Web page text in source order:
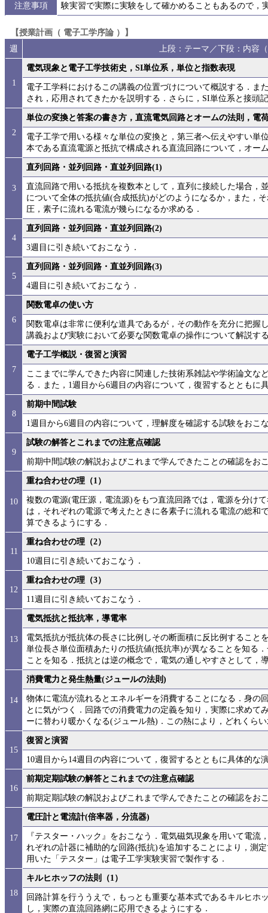
注意事項
験実習で実際に実験をして確かめることもあるので，
【授業計画（ 電子工学序論 ）】
週
上段：テーマ／下段：内容
1
電気現象と電子工学技術史，SI単位系，単位と指数表現
電子工学科におけるこの講義の位置づけについて概説する．ま
され，応用されてきたかを説明する．さらに，SI単位系と接頭
2
単位の変換と答案の書き方，直流電気回路とオームの法則，電
電子工学で用いる様々な単位の変換と，第三者へ伝えやすい単
本である直流電源と抵抗で構成される直流回路について，オー
3
直列回路・並列回路・直並列回路(1)
直流回路で用いる抵抗を複数本として，直列に接続した場合，
について全体の抵抗値(合成抵抗)がどのようになるか，また，
圧，素子に流れる電流が幾らになるか求める．
4
直列回路・並列回路・直並列回路(2)
3週目に引き続いておこなう．
5
直列回路・並列回路・直並列回路(3)
4週目に引き続いておこなう．
6
関数電卓の使い方
関数電卓は非常に便利な道具であるが，その動作を充分に把握
講義および実験において必要な関数電卓の操作について解説す
7
電子工学概説・復習と演習
ここまでに学んできた内容に関連した技術系雑誌や学術論文な
る．また，1週目から6週目の内容について，復習するとともに
8
前期中間試験
1週目から6週目の内容について，理解度を確認する試験をおこ
9
試験の解答とこれまでの注意点確認
前期中間試験の解説およびこれまで学んできたことの確認をお
10
重ね合わせの理（1）
複数の電源(電圧源，電流源)をもつ直流回路では，電源を分け
は，それぞれの電源で考えたときに各素子に流れる電流の総和
算できるようにする．
11
重ね合わせの理（2）
10週目に引き続いておこなう．
12
重ね合わせの理（3）
11週目に引き続いておこなう．
13
電気抵抗と抵抗率，導電率
電気抵抗が抵抗体の長さに比例しその断面積に反比例すること
単位長さ単位面積あたりの抵抗値(抵抗率)が異なることを知る
ことを知る．抵抗とは逆の概念で，電気の通しやすさとして，
14
消費電力と発生熱量(ジュールの法則)
物体に電流が流れるとエネルギーを消費することになる．身の
とに気がつく．回路での消費電力の定義を知り，実際に求めて
ーに替わり暖かくなる(ジュール熱)．この熱により，どれくら
15
復習と演習
10週目から14週目の内容について，復習するとともに具体的な
16
前期定期試験の解答とこれまでの注意点確認
前期定期試験の解説およびこれまで学んできたことの確認をお
17
電圧計と電流計(倍率器，分流器)
『テスター・ハック』をおこなう．電気磁気現象を用いて電
れぞれの計器に補助的な回路(抵抗)を追加することにより，測
用いた「テスター」は電子工学実験実習で製作する．
18
キルヒホッフの法則（1）
回路計算を行ううえで，もっとも重要な基本式であるキルヒホ
し，実際の直流回路網に応用できるようにする．